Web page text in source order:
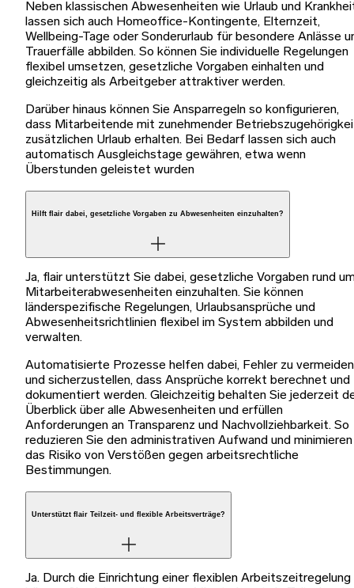
Neben klassischen Abwesenheiten wie Urlaub und
lassen sich auch Homeoffice-Kontingente, Elternzeit,
Wellbeing-Tage oder Sonderurlaub für besondere Anlässe
Trauerfälle abbilden. So können Sie individuelle Regelungen
flexibel umsetzen, gesetzliche Vorgaben einhalten und
gleichzeitig als Arbeitgeber attraktiver werden.
Darüber hinaus können Sie Ansparregeln so konfigurieren,
dass Mitarbeitende mit zunehmender
zusätzlichen Urlaub erhalten. Bei Bedarf lassen sich auch
automatisch Ausgleichstage gewähren, etwa wenn
Überstunden geleistet wurden
Hilft flair dabei, gesetzliche Vorgaben zu Abwesenheiten einzuhalten?
Ja, flair unterstützt Sie dabei, gesetzliche Vorgaben rund
Mitarbeiterabwesenheiten einzuhalten. Sie können
länderspezifische Regelungen, Urlaubsansprüche und
Abwesenheitsrichtlinien flexibel im System abbilden und
verwalten.
Automatisierte Prozesse helfen dabei, Fehler zu vermeiden
und sicherzustellen, dass Ansprüche korrekt berechnet und
dokumentiert werden. Gleichzeitig behalten Sie jederzeit
Überblick über alle Abwesenheiten und erfüllen
Anforderungen an Transparenz und Nachvollziehbarkeit. So
reduzieren Sie den administrativen Aufwand und minimieren
das Risiko von Verstößen gegen arbeitsrechtliche
Bestimmungen.
Unterstützt flair Teilzeit- und flexible Arbeitsverträge?
Ja. Durch die Einrichtung einer flexiblen Arbeitszeitregelung